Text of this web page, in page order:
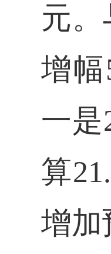
元。
增幅
一
算
增加